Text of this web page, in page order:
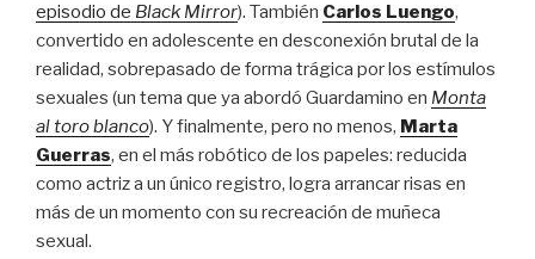
episodio de Black Mirror). También Carlos Luengo,
convertido en adolescente en desconexión brutal de la
realidad, sobrepasado de forma trágica por los estímulos
sexuales (un tema que ya abordó Guardamino en Monta
al toro blanco). Y finalmente, pero no menos, Marta
Guerras, en el más robótico de los papeles: reducida
como actriz a un único registro, logra arrancar risas en
más de un momento con su recreación de muñeca
sexual.